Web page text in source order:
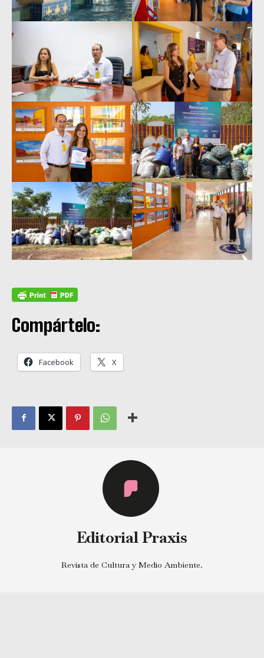
Compártelo:
Facebook X
Editorial Praxis
Revista de Cultura y Medio Ambiente.